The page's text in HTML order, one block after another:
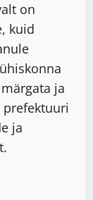
on
kuid
ja
prefektuuri
ja